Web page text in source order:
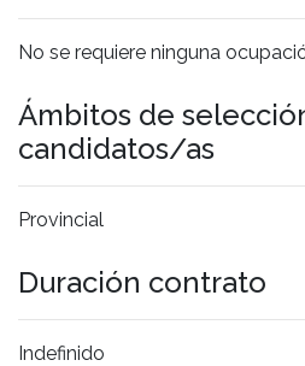
No se requiere ninguna
Ámbitos de
candidatos/as
Provincial
Duración contrato
Indefinido